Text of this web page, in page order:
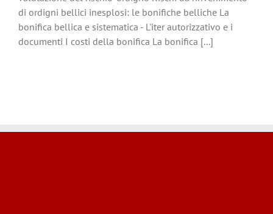
di ordigni bellici inesplosi: le bonifiche belliche La
bonifica bellica e sistematica - L'iter autorizzativo e i
documenti I costi della bonifica La bonifica [...]